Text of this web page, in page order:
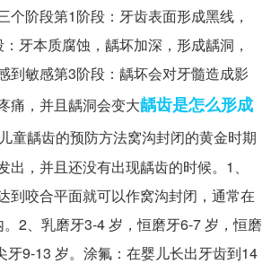
个阶段第1阶段：牙齿表面形成黑线，
牙本质腐蚀，龋坏加深，形成龋洞，
到敏感第3阶段：龋坏会对牙髓造成影
痛，并且龋洞会变大龋齿是怎么形成
龋齿的预防方法窝沟封闭的黄金时期
出，并且还没有出现龋齿的时候。1、
到咬合平面就可以作窝沟封闭，通常在
2、乳磨牙3-4 岁，恒磨牙6-7 岁，恒磨
牙9-13 岁。涂氟：在婴儿长出牙齿到14